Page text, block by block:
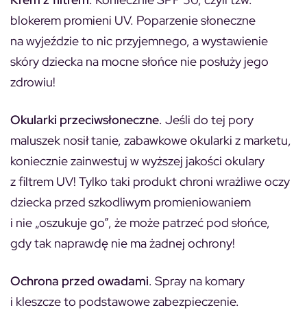
blokerem promieni UV. Poparzenie słoneczne
na wyjeździe to nic przyjemnego, a wystawienie
skóry dziecka na mocne słońce nie posłuży jego
zdrowiu!
Okularki przeciwsłoneczne. Jeśli do tej pory
maluszek nosił tanie, zabawkowe okularki z marketu,
koniecznie zainwestuj w wyższej jakości okulary
z filtrem UV! Tylko taki produkt chroni wrażliwe oczy
dziecka przed szkodliwym promieniowaniem
i nie „oszukuje go”, że może patrzeć pod słońce,
gdy tak naprawdę nie ma żadnej ochrony!
Ochrona przed owadami. Spray na komary
i kleszcze to podstawowe zabezpieczenie.